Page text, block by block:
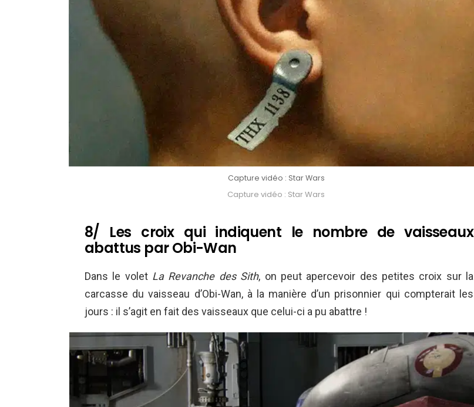
Capture vidéo : Star Wars
Capture vidéo : Star Wars
8/ Les croix qui indiquent le nombre de vaisseaux
abattus par Obi-Wan
Dans le volet La Revanche des Sith, on peut apercevoir des petites croix sur la
carcasse du vaisseau d’Obi-Wan, à la manière d’un prisonnier qui compterait les
jours : il s’agit en fait des vaisseaux que celui-ci a pu abattre !